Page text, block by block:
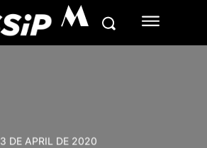
M
3 DE APRIL DE 2020